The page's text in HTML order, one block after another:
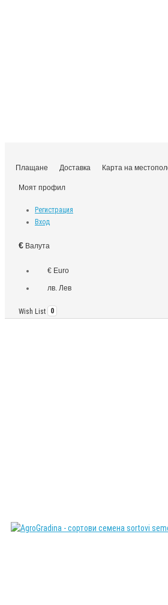
Плащане Доставка Карта на
Моят профил
Регистрация
Вход
€ Валута
€ Euro
лв. Лев
Wish List 0